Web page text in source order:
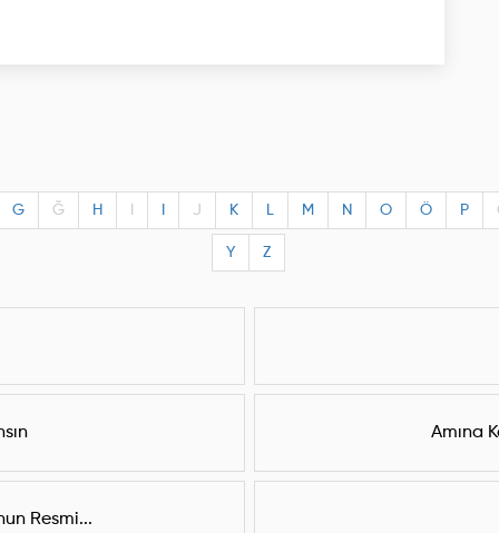
G Ğ H J K L M N O Ö P
Y Z
Amına
Resmi...